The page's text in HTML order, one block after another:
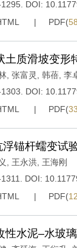
DOI:
PDF(
土质滑坡变形
张富灵 韩蓓 李
DOI:
PDF(
锚杆蠕变试
王永洪 王海刚
DOI:
PDF(
性水泥–水玻